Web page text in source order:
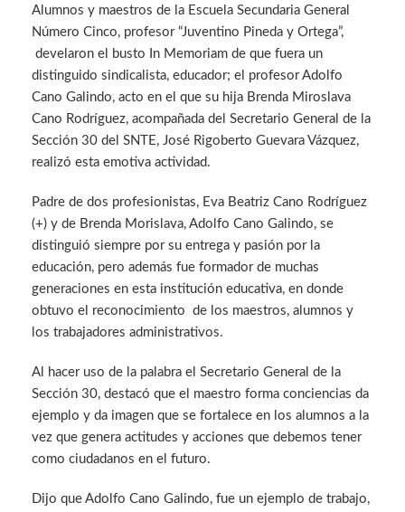
Alumnos y maestros de la Escuela Secundaria General
Número Cinco, profesor “Juventino Pineda y Ortega”,
develaron el busto In Memoriam de que fuera un
distinguido sindicalista, educador; el profesor Adolfo
Cano Galindo, acto en el que su hija Brenda Miroslava
Cano Rodríguez, acompañada del Secretario General de la
Sección 30 del SNTE, José Rigoberto Guevara Vázquez,
realizó esta emotiva actividad.
Padre de dos profesionistas, Eva Beatriz Cano Rodríguez
(+) y de Brenda Morislava, Adolfo Cano Galindo, se
distinguió siempre por su entrega y pasión por la
educación, pero además fue formador de muchas
generaciones en esta institución educativa, en donde
obtuvo el reconocimiento de los maestros, alumnos y
los trabajadores administrativos.
Al hacer uso de la palabra el Secretario General de la
Sección 30, destacó que el maestro forma conciencias da
ejemplo y da imagen que se fortalece en los alumnos a la
vez que genera actitudes y acciones que debemos tener
como ciudadanos en el futuro.
Dijo que Adolfo Cano Galindo, fue un ejemplo de trabajo,